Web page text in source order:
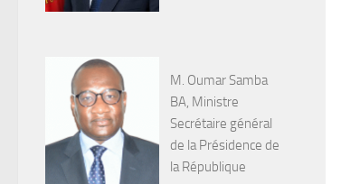
M. Oumar Samba
BA, Ministre
Secrétaire général
de la Présidence de
la République